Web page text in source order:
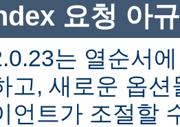
요청 아
는 열순서
고, 새로운 옵
언트가 조절할